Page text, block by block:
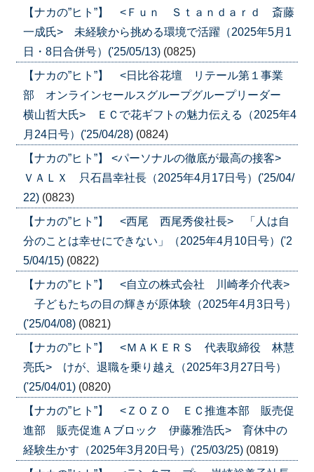
【ナカの”ヒト”】 <Ｆｕｎ Ｓｔａｎｄａｒｄ 斎藤
一成氏> 未経験から挑める環境で活躍（2025年5月1
日・8日合併号）('25/05/13) (0825)
【ナカの”ヒト”】 <日比谷花壇 リテール第１事業
部 オンラインセールスグループグループリーダー
横山哲大氏> ＥＣで花ギフトの魅力伝える（2025年4
月24日号）('25/04/28) (0824)
【ナカの”ヒト”】 <パーソナルの徹底が最高の接客>
ＶＡＬＸ 只石昌幸社長（2025年4月17日号）('25/04/
22) (0823)
【ナカの”ヒト”】 <西尾 西尾秀俊社長> 「人は自
分のことは幸せにできない」（2025年4月10日号）('2
5/04/15) (0822)
【ナカの”ヒト”】 <自立の株式会社 川崎孝介代表>
子どもたちの目の輝きが原体験（2025年4月3日号）
('25/04/08) (0821)
【ナカの”ヒト”】 <ＭＡＫＥＲＳ 代表取締役 林慧
亮氏> けが、退職を乗り越え（2025年3月27日号）
('25/04/01) (0820)
【ナカの”ヒト”】 <ＺＯＺＯ ＥＣ推進本部 販売促
進部 販売促進Ａブロック 伊藤雅浩氏> 育休中の
経験生かす（2025年3月20日号）('25/03/25) (0819)